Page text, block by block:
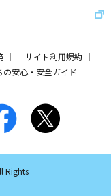
サイト利用規約
の安心・安全ガイド
Rights